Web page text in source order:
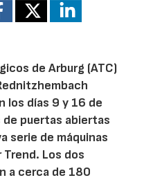
de Arburg (ATC)
los días 9 y 16 de
de puertas abiertas
serie de máquinas
Los dos
a cerca de 180